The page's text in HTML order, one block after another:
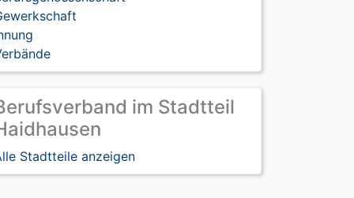
im Stadtteil
Stadtteile anzeigen